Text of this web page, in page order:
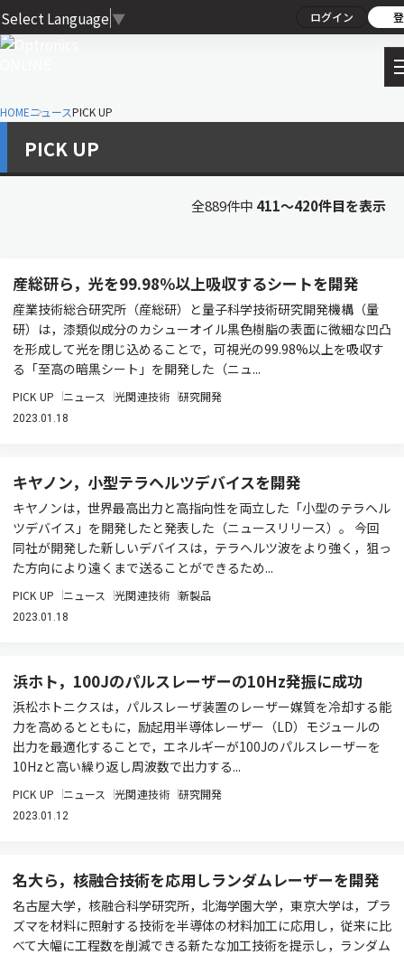
Select Language ▼ ログイン
HOMEニュースPICK UP
PICK UP
全889件中 411〜420件目を表示
産総研ら，光を99.98％以上吸収するシートを開発
産業技術総合研究所（産総研）と量子科学技術研究開発機構（量
研）は，漆類似成分のカシューオイル黒色樹脂の表面に微細な凹凸
を形成して光を閉じ込めることで，可視光の99.98%以上を吸収す
る「至高の暗黒シート」を開発した（ニュ...
PICK UP ニュース 光関連技術 研究開発
2023.01.18
キヤノン，小型テラヘルツデバイスを開発
キヤノンは，世界最高出力と高指向性を両立した「小型のテラヘル
ツデバイス」を開発したと発表した（ニュースリリース）。 今回
同社が開発した新しいデバイスは，テラヘルツ波をより強く，狙っ
た方向により遠くまで送ることができるため...
PICK UP ニュース 光関連技術 新製品
2023.01.18
浜ホト，100Jのパルスレーザーの10Hz発振に成功
浜松ホトニクスは，パルスレーザ装置のレーザー媒質を冷却する能
力を高めるとともに，励起用半導体レーザー（LD）モジュールの
出力を最適化することで，エネルギーが100Jのパルスレーザーを
10Hzと高い繰り返し周波数で出力する...
PICK UP ニュース 光関連技術 研究開発
2023.01.12
名大ら，核融合技術を応用しランダムレーザーを開発
名古屋大学，核融合科学研究所，北海学園大学，東京大学は，プラ
ズマを材料に照射する技術を半導体の材料加工に応用し，従来に比
べて大幅に工程数を削減できる新たな加工技術を提示し，ランダム